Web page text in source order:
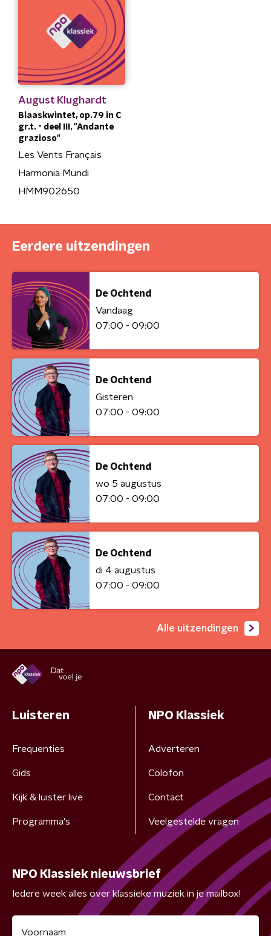
August Klughardt
Blaaskwintet, op.79 in C
gr.t. - deel III, "Andante
grazioso"
Les Vents Français
Harmonia Mundi
HMM902650
Eerdere uitzendingen
De Ochtend
Vandaag
07:00 - 09:00
De Ochtend
Gisteren
07:00 - 09:00
De Ochtend
wo 5 augustus
07:00 - 09:00
De Ochtend
di 4 augustus
07:00 - 09:00
Alle uitzendingen
Luisteren
Frequenties
Gids
Kijk & luister live
Programma's
NPO Klassiek
Adverteren
Colofon
Contact
Veelgestelde vragen
NPO Klassiek nieuwsbrief
Iedere week alles over klassieke muziek in je mailbox!